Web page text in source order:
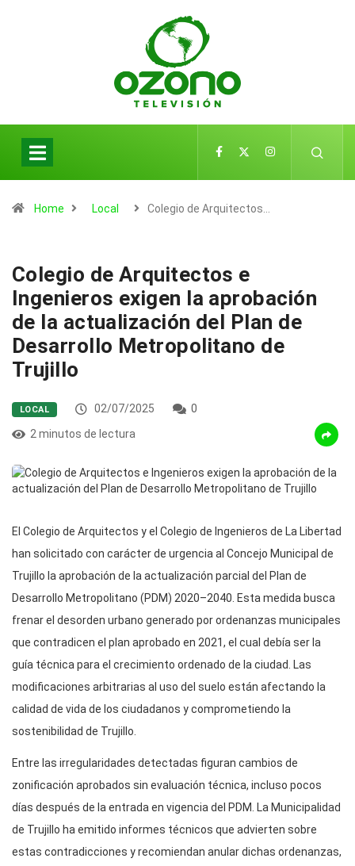
Home Local Colegio de Arquitectos…
Colegio de Arquitectos e
Ingenieros exigen la aprobación
de la actualización del Plan de
Desarrollo Metropolitano de
Trujillo
LOCAL 02/07/2025
0
2 minutos de lectura
El Colegio de Arquitectos y el Colegio de Ingenieros de La Libertad
han solicitado con carácter de urgencia al Concejo Municipal de
Trujillo la aprobación de la actualización parcial del Plan de
Desarrollo Metropolitano (PDM) 2020–2040. Esta medida busca
frenar el desorden urbano generado por ordenanzas municipales
que contradicen el plan aprobado en 2021, el cual debía ser la
guía técnica para el crecimiento ordenado de la ciudad. Las
modificaciones arbitrarias al uso del suelo están afectando la
calidad de vida de los ciudadanos y comprometiendo la
sostenibilidad de Trujillo.
Entre las irregularidades detectadas figuran cambios de
zonificación aprobados sin evaluación técnica, incluso pocos
días después de la entrada en vigencia del PDM. La Municipalidad
de Trujillo ha emitido informes técnicos que advierten sobre
estas contradicciones y recomiendan anular dichas ordenanzas,